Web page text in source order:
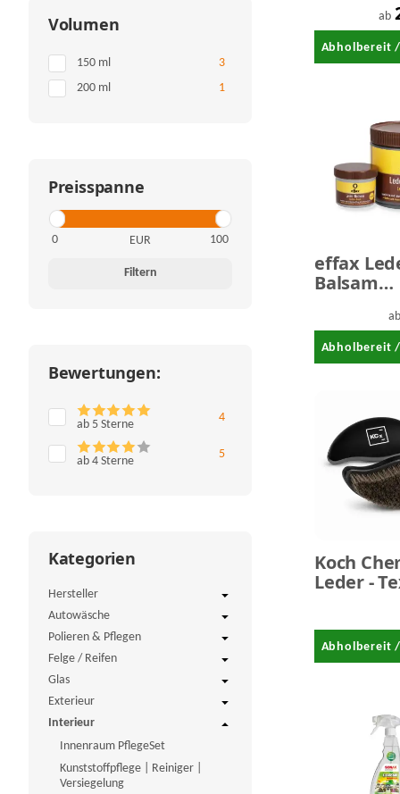
stark
ab
Abholbereit /
effax
Balsam
ab
Abholbereit /
Koch
Leder -
Abholbereit /
Volumen
150 ml 3Artikel gefunden
200 ml 1
Preisspanne
EUR
Filtern
Bewertungen:
ab 5 Sterne
4Artikel gefunden
ab 4 Sterne
5Artikel gefunden
Kategorien
Hersteller
Autowäsche
Polieren & Pflegen
Felge / Reifen
Glas
Exterieur
Interieur
Innenraum PflegeSet
Kunststoffpflege | Reiniger |
Versiegelung